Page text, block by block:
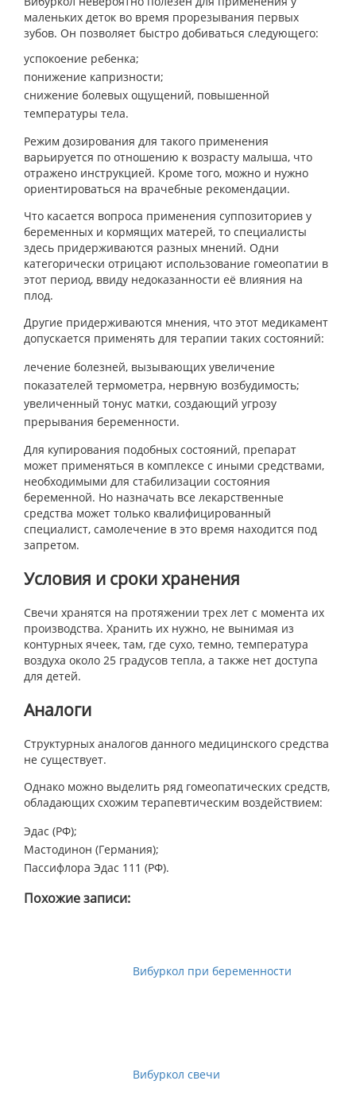
маленьких деток во время прорезывания первых
зубов. Он позволяет быстро добиваться следующего:
успокоение ребенка;
понижение капризности;
снижение болевых ощущений, повышенной
температуры тела.
Режим дозирования для такого применения
варьируется по отношению к возрасту малыша, что
отражено инструкцией. Кроме того, можно и нужно
ориентироваться на врачебные рекомендации.
Что касается вопроса применения суппозиториев у
беременных и кормящих матерей, то специалисты
здесь придерживаются разных мнений. Одни
категорически отрицают использование гомеопатии в
этот период, ввиду недоказанности её влияния на
плод.
Другие придерживаются мнения, что этот медикамент
допускается применять для терапии таких состояний:
лечение болезней, вызывающих увеличение
показателей термометра, нервную возбудимость;
увеличенный тонус матки, создающий угрозу
прерывания беременности.
Для купирования подобных состояний, препарат
может применяться в комплексе с иными средствами,
необходимыми для стабилизации состояния
беременной. Но назначать все лекарственные
средства может только квалифицированный
специалист, самолечение в это время находится под
запретом.
Условия и сроки хранения
Свечи хранятся на протяжении трех лет с момента их
производства. Хранить их нужно, не вынимая из
контурных ячеек, там, где сухо, темно, температура
воздуха около 25 градусов тепла, а также нет доступа
для детей.
Аналоги
Структурных аналогов данного медицинского средства
не существует.
Однако можно выделить ряд гомеопатических средств,
обладающих схожим терапевтическим воздействием:
Эдас (РФ);
Мастодинон (Германия);
Пассифлора Эдас 111 (РФ).
Похожие записи:
Вибуркол при беременности
Вибуркол свечи